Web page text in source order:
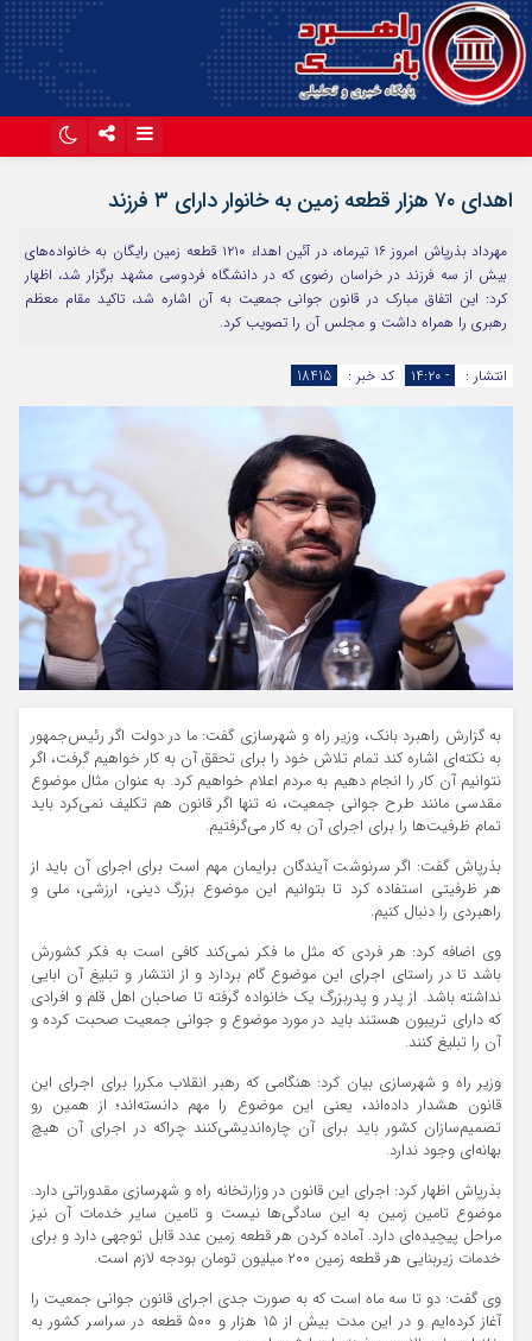
اهدای ۷۰ هزار قطعه زمین به خانوار دارای ۳ فرزند
مهرداد بذرپاش امروز ۱۶ تیرماه، در آئین اهداء ۱۲۱۰ قطعه زمین رایگان به خانواده‌های
بیش از سه فرزند در خراسان رضوی که در دانشگاه فردوسی مشهد برگزار شد، اظهار
کرد: این اتفاق مبارک در قانون جوانی جمعیت به آن اشاره شد، تاکید مقام معظم
رهبری را همراه داشت و مجلس آن را تصویب کرد.
انتشار : - ۱۴:۲۰ کد خبر : 18415
به گزارش راهبرد بانک، وزیر راه و شهرسازی گفت: ما در دولت اگر رئیس‌جمهور
به نکته‌ای اشاره کند تمام تلاش خود را برای تحقق آن به کار خواهیم گرفت، اگر
نتوانیم آن کار را انجام دهیم به مردم اعلام خواهیم کرد. به عنوان مثال موضوع
مقدسی مانند طرح جوانی جمعیت، نه تنها اگر قانون هم تکلیف نمی‌کرد باید
تمام ظرفیت‌ها را برای اجرای آن به کار می‌گرفتیم.
بذرپاش گفت: اگر سرنوشت آیندگان برایمان مهم است برای اجرای آن باید از
هر ظرفیتی استفاده کرد تا بتوانیم این موضوع بزرگ دینی، ارزشی، ملی و
راهبردی را دنبال کنیم.
وی اضافه کرد: هر فردی که مثل ما فکر نمی‌کند کافی است به فکر کشورش
باشد تا در راستای اجرای این موضوع گام بردارد و از انتشار و تبلیغ آن ابایی
نداشته باشد. از پدر و پدربزرگ یک خانواده گرفته تا صاحبان اهل قلم و افرادی
که دارای تریبون هستند باید در مورد موضوع و جوانی جمعیت صحبت کرده و
آن را تبلیغ کنند.
وزیر راه و شهرسازی بیان کرد: هنگامی که رهبر انقلاب مکررا برای اجرای این
قانون هشدار داده‌اند، یعنی این موضوع را مهم دانسته‌اند؛ از همین رو
تصمیم‌سازان کشور باید برای آن چاره‌اندیشی‌کنند چراکه در اجرای آن هیچ
بهانه‌ای وجود ندارد.
بذرپاش اظهار کرد: اجرای این قانون در وزارتخانه راه و شهرسازی مقدوراتی دارد.
موضوع تامین زمین به این سادگی‌ها نیست و تامین سایر خدمات آن نیز
مراحل پیچیده‌ای دارد. آماده ‌کردن هر قطعه زمین عدد قابل‌ توجهی دارد و برای
خدمات زیربنایی هر قطعه زمین ۲۰۰ میلیون تومان بودجه لازم است.
وی گفت: دو تا سه ماه است که به صورت جدی اجرای قانون جوانی جمعیت را
آغاز کرده‌ایم و در این مدت بیش از ۱۵ هزار و ۵۰۰ قطعه در سراسر کشور به